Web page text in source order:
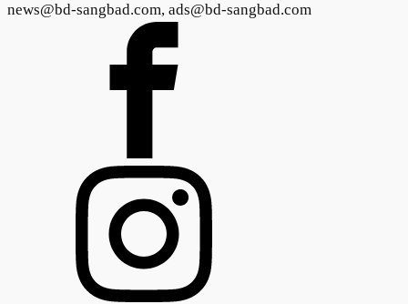
news@bd-sangbad.com, ads@bd-sangbad.com